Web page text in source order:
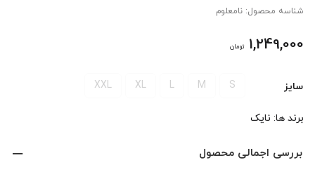
شناسه محصول: نامعلوم
1,249,000 تومان
سایز S
M
L
XL
XXL
برند ها: نایک
بررسی اجمالی محصول